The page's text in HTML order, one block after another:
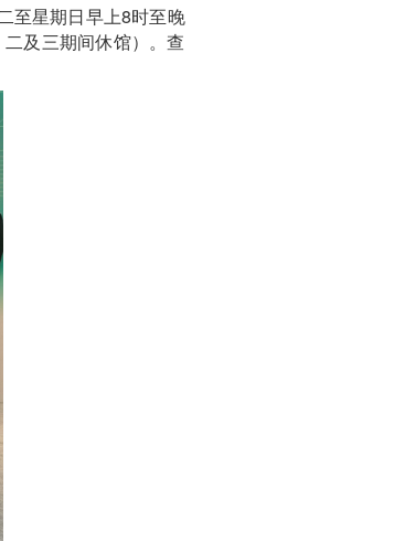
至星期日早上8时至晚
及三期间休馆）。查